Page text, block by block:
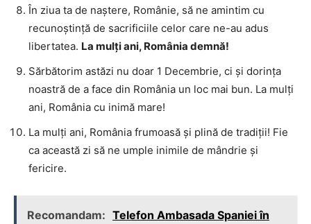
În ziua ta de naștere, Românie, să ne amintim cu
recunoștință de sacrificiile celor care ne-au adus
libertatea. La mulți ani, România demnă!
Sărbătorim astăzi nu doar 1 Decembrie, ci și dorința
noastră de a face din România un loc mai bun. La mulți
ani, România cu inimă mare!
La mulți ani, România frumoasă și plină de tradiții! Fie
ca această zi să ne umple inimile de mândrie și
fericire.
Recomandam: Telefon Ambasada Spaniei în